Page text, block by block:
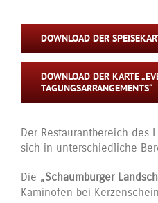
DOWNLOAD DER
DOWNLOAD DER KARTE
TAGUNGSARRANGEMENTS“
Der Restaurantbereich des
sich in unterschiedliche
Die „Schaumburger
Kaminofen bei